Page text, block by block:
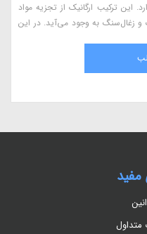
این ترکیب ارگانیک از تجزیه مواد
زغال‌سنگ به وجود می‌آید. در این
متداول